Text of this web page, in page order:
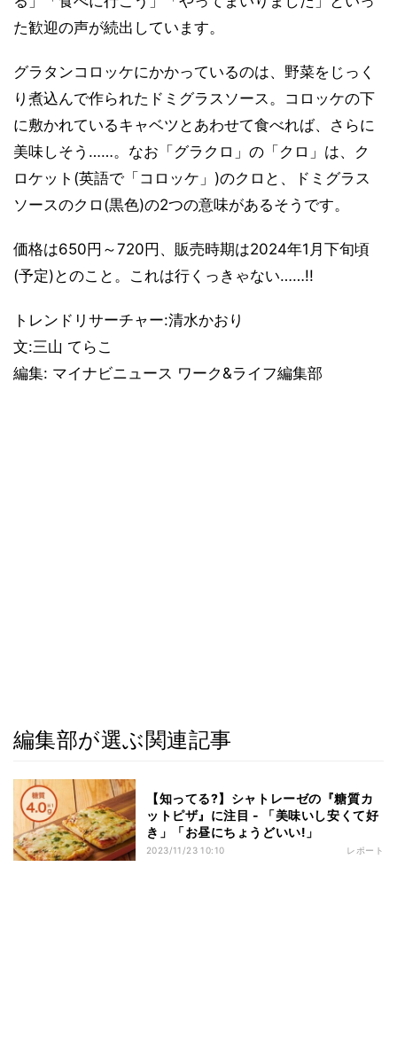
た歓迎の声が続出しています。
グラタンコロッケにかかっているのは、野菜をじっく
り煮込んで作られたドミグラスソース。コロッケの下
に敷かれているキャベツとあわせて食べれば、さらに
美味しそう……。なお「グラクロ」の「クロ」は、ク
ロケット(英語で「コロッケ」)のクロと、ドミグラス
ソースのクロ(黒色)の2つの意味があるそうです。
価格は650円～720円、販売時期は2024年1月下旬頃
(予定)とのこと。これは行くっきゃない……!!
トレンドリサーチャー:清水かおり
文:三山 てらこ
編集: マイナビニュース ワーク&ライフ編集部
編集部が選ぶ関連記事
【知ってる?】シャトレーゼの『糖質カ
ットピザ』に注目 - 「美味いし安くて好
き」「お昼にちょうどいい!」
2023/11/23 10:10 レポート